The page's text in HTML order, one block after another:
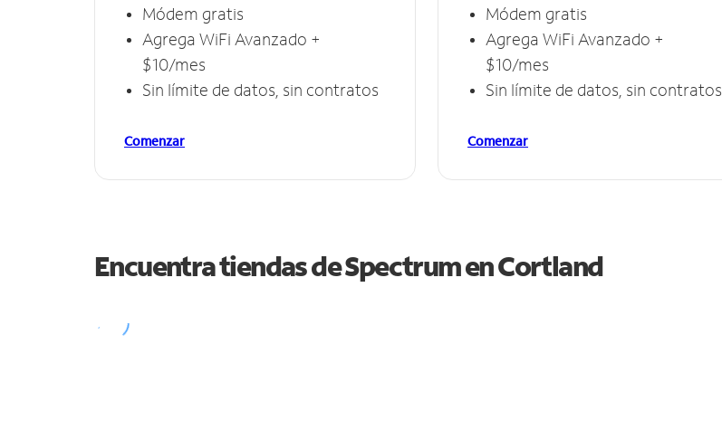
Módem gratis
Agrega WiFi Avanzado +
$10/mes
Sin límite de datos, sin contratos
Comenzar
Módem gratis
Agrega WiFi Avanzado +
$10/mes
Sin límite de datos, sin contratos
Comenzar
Encuentra tiendas de Spectrum enCortland